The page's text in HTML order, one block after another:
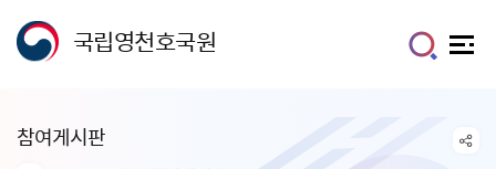
국립영천호국원
참여게시판